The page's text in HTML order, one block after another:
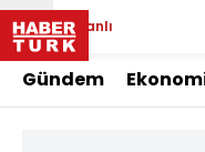
Canlı
Gündem